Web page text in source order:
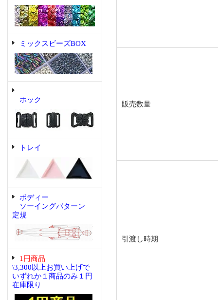
ミックスビーズBOX
ホック
トレイ
ボディー
ソーイングパターン
定規
1円商品
\3,300以上お買い上げで
いずれか１商品のみ１円
在庫限り
販売数量
引渡し時期